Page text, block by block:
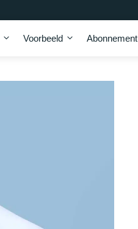
Voorbeeld Abonnement